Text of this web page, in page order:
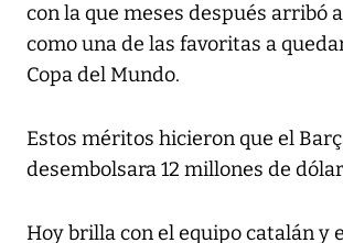
con la que meses después arribó
como una de las favoritas a
Copa del Mundo.
Estos méritos hicieron que el
desembolsara 12 millones de
Hoy brilla con el equipo catalán y